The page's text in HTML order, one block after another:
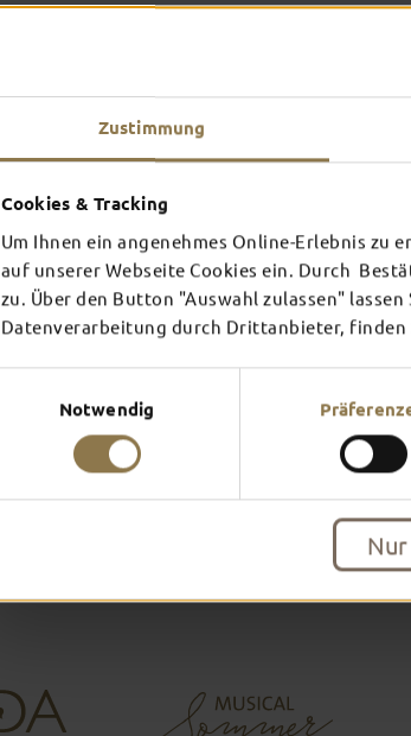
Zustimmung
Cookies & Tracking
Um Ihnen ein angenehmes Online-Erlebnis zu
auf unserer Webseite Cookies ein. Durch
zu. Über den Button "Auswahl zulassen"
Datenverarbeitung durch Drittanbieter, finden
Notwendig